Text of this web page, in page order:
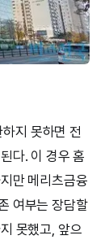
지 못하면 전
다. 이 경우 홈
만 메리츠금융
여부는 장담할
못했고, 앞으